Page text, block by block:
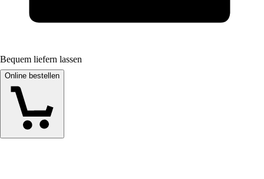
Bequem liefern lassen
Online bestellen